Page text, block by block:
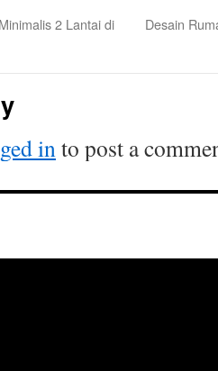
2 Lantai di
Desain
into post a